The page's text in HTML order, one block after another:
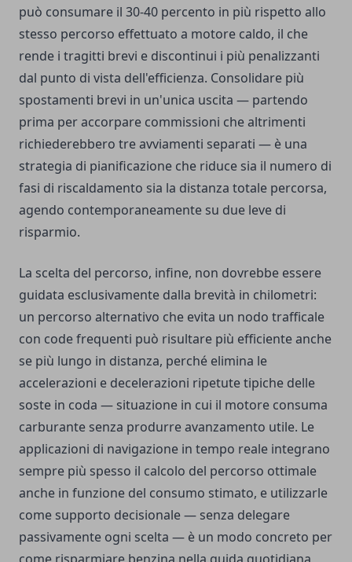
può consumare il 30-40 percento in più rispetto allo
stesso percorso effettuato a motore caldo, il che
rende i tragitti brevi e discontinui i più penalizzanti
dal punto di vista dell'efficienza. Consolidare più
spostamenti brevi in un'unica uscita — partendo
prima per accorpare commissioni che altrimenti
richiederebbero tre avviamenti separati — è una
strategia di pianificazione che riduce sia il numero di
fasi di riscaldamento sia la distanza totale percorsa,
agendo contemporaneamente su due leve di
risparmio.
La scelta del percorso, infine, non dovrebbe essere
guidata esclusivamente dalla brevità in chilometri:
un percorso alternativo che evita un nodo trafficale
con code frequenti può risultare più efficiente anche
se più lungo in distanza, perché elimina le
accelerazioni e decelerazioni ripetute tipiche delle
soste in coda — situazione in cui il motore consuma
carburante senza produrre avanzamento utile. Le
applicazioni di navigazione in tempo reale integrano
sempre più spesso il calcolo del percorso ottimale
anche in funzione del consumo stimato, e utilizzarle
come supporto decisionale — senza delegare
passivamente ogni scelta — è un modo concreto per